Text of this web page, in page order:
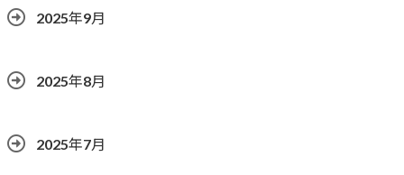
2025年9月
2025年8月
2025年7月